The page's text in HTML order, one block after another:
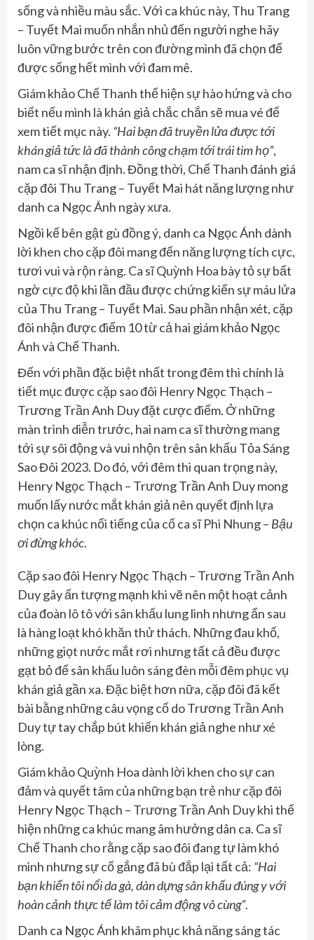
sống và nhiều màu sắc. Với ca khúc này, Thu Trang
– Tuyết Mai muốn nhắn nhủ đến người nghe hãy
luôn vững bước trên con đường mình đã chọn để
được sống hết mình với đam mê.
Giám khảo Chế Thanh thể hiện sự hào hứng và cho
biết nếu mình là khán giả chắc chắn sẽ mua vé để
xem tiết mục này. “Hai bạn đã truyền lửa được tới
khán giả tức là đã thành công chạm tới trái tim họ”,
nam ca sĩ nhận định. Đồng thời, Chế Thanh đánh giá
cặp đôi Thu Trang – Tuyết Mai hát năng lượng như
danh ca Ngọc Ánh ngày xưa.
Ngồi kế bên gật gù đồng ý, danh ca Ngọc Ánh dành
lời khen cho cặp đôi mang đến năng lượng tích cực,
tươi vui và rộn ràng. Ca sĩ Quỳnh Hoa bày tỏ sự bất
ngờ cực độ khi lần đầu được chứng kiến sự máu lửa
của Thu Trang – Tuyết Mai. Sau phần nhận xét, cặp
đôi nhận được điểm 10 từ cả hai giám khảo Ngọc
Ánh và Chế Thanh.
Đến với phần đặc biệt nhất trong đêm thi chính là
tiết mục được cặp sao đôi Henry Ngọc Thạch –
Trương Trần Anh Duy đặt cược điểm. Ở những
màn trình diễn trước, hai nam ca sĩ thường mang
tới sự sôi động và vui nhộn trên sân khấu Tỏa Sáng
Sao Đôi 2023. Do đó, với đêm thi quan trọng này,
Henry Ngọc Thạch – Trương Trần Anh Duy mong
muốn lấy nước mắt khán giả nên quyết định lựa
chọn ca khúc nổi tiếng của cố ca sĩ Phi Nhung – Bậu
ơi đừng khóc.
Cặp sao đôi Henry Ngọc Thạch – Trương Trần Anh
Duy gây ấn tượng mạnh khi vẽ nên một hoạt cảnh
của đoàn lô tô với sân khấu lung linh nhưng ẩn sau
là hàng loạt khó khăn thử thách. Những đau khổ,
những giọt nước mắt rơi nhưng tất cả đều được
gạt bỏ để sân khấu luôn sáng đèn mỗi đêm phục vụ
khán giả gần xa. Đặc biệt hơn nữa, cặp đôi đã kết
bài bằng những câu vọng cổ do Trương Trần Anh
Duy tự tay chắp bút khiến khán giả nghe như xé
lòng.
Giám khảo Quỳnh Hoa dành lời khen cho sự can
đảm và quyết tâm của những bạn trẻ như cặp đôi
Henry Ngọc Thạch – Trương Trần Anh Duy khi thể
hiện những ca khúc mang âm hưởng dân ca. Ca sĩ
Chế Thanh cho rằng cặp sao đôi đang tự làm khó
mình nhưng sự cố gắng đã bù đắp lại tất cả: “Hai
bạn khiến tôi nổi da gà, dàn dựng sân khấu đúng y với
hoàn cảnh thực tế làm tôi cảm động vô cùng”.
Danh ca Ngọc Ánh khâm phục khả năng sáng tác